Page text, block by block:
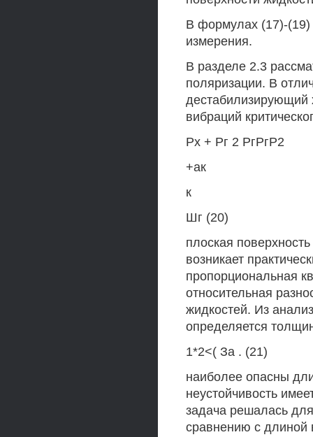
В формулах (17)-
измерения.
В разделе 2.3
поляризации. В
дестабилизирующий
вибраций
Рх + Рг 2 РгРгР2
+ак
к
Шг (20)
плоская
возникает
пропорциональная
относительная
жидкостей. Из
определяется
1*2<( За . (21)
наиболее опасны
неустойчивость
задача решалась
сравнению с